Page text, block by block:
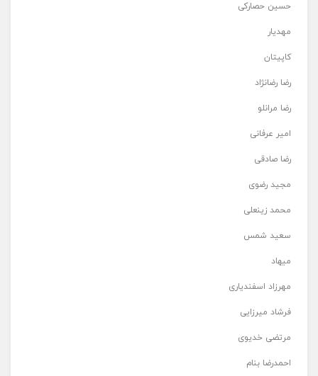
حسین حصارکی
مهدیار
کاپیتان
رضا رضانژاد
رضا مرانلو
امیر عرفانی
رضا صادقی
مجید رضوی
محمد زینعلی
سعید شمس
میهاد
مهرزاد اسفندیاری
فرشاد میرزایی
مرتضی خدیوی
احمدرضا بنام